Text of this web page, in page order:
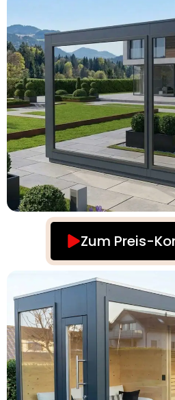
Zum Preis-